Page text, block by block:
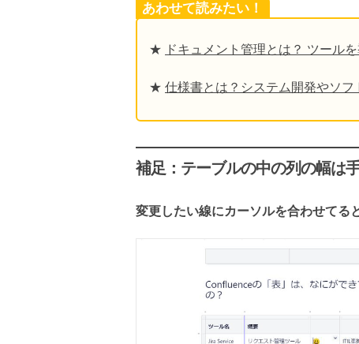
あわせて読みたい！
★ ドキュメント管理とは？ ツール
★ 仕様書とは？システム開発やソ
補足：テーブルの中の列の幅は
変更したい線にカーソルを合わせてる